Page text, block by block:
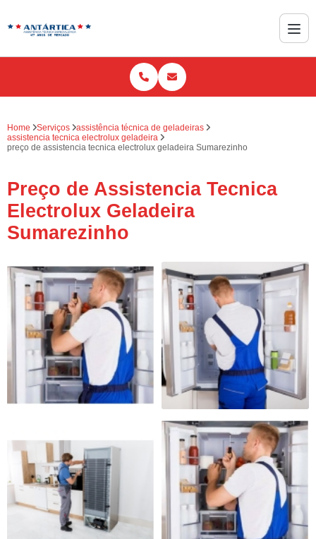
Home Serviços
assistência técnica de geladeiras
assistencia tecnica electrolux geladeira
preço de assistencia tecnica electrolux geladeira Sumarezinho
Preço de Assistencia Tecnica
Electrolux Geladeira
Sumarezinho